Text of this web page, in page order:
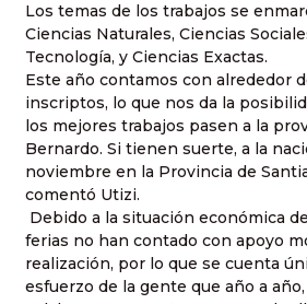
Los temas de los trabajos se
Ciencias Naturales, Ciencias
Tecnología, y Ciencias Exactas.
Este año contamos con alrededor
inscriptos, lo que nos da la
los mejores trabajos pasen a la
Bernardo. Si tienen suerte, a la
noviembre en la Provincia de
comentó Utizi.
Debido a la situación económica
ferias no han contado con apoyo
realización, por lo que se cuenta
esfuerzo de la gente que año a